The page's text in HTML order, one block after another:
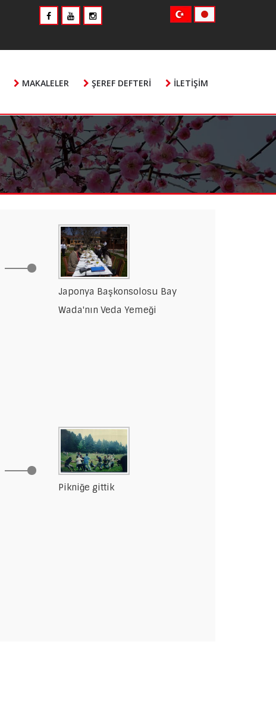
MAKALELER ŞEREF DEFTERI İLETIŞIM
Japonya Başkonsolosu Bay
Wada'nın Veda Yemeği
Pikniğe gittik